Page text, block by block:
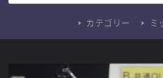
カテゴリー ミ